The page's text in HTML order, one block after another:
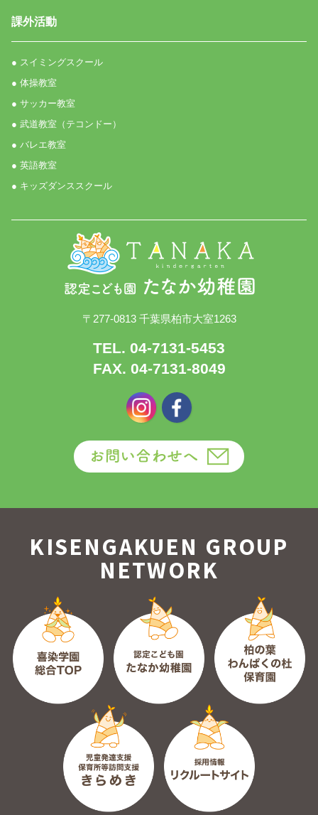
課外活動
● スイミングスクール
● 体操教室
● サッカー教室
● 武道教室（テコンドー）
● バレエ教室
● 英語教室
● キッズダンススクール
〒277-0813 千葉県柏市大室1263
TEL. 04-7131-5453
FAX. 04-7131-8049
KISENGAKUEN GROUP
NETWORK